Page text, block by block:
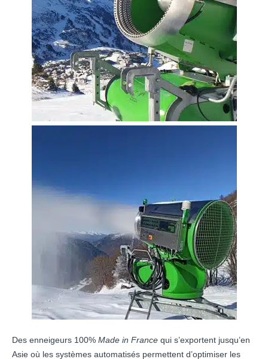
Des enneigeurs 100% Made in France qui s’exportent jusqu’en
Asie où les systèmes automatisés permettent d’optimiser les